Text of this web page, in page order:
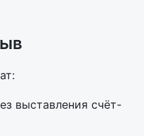
выставления счёт-